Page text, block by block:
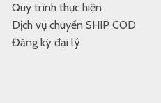
Quy trình thực hiện
Dịch vụ chuyển SHIP COD
Đăng ký đại lý